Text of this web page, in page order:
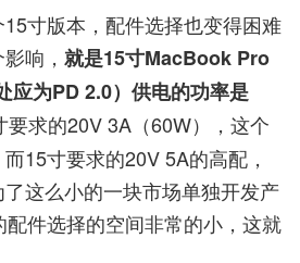
寸版本，配件选择也变得困难
响， 就是15寸MacBook Pro
应为PD 2.0）供电的功率是
要求的20V 3A（60W），这个
15寸要求的20V 5A的高配，
这么小的一块市场单独开发产
件选择的空间非常的小，这就